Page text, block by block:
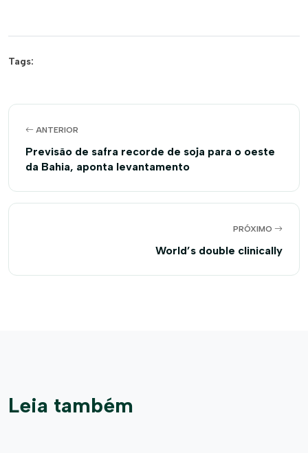
Tags:
ANTERIOR
Previsão de safra recorde de soja para o oeste
da Bahia, aponta levantamento
PRÓXIMO
World’s double clinically
Leia também